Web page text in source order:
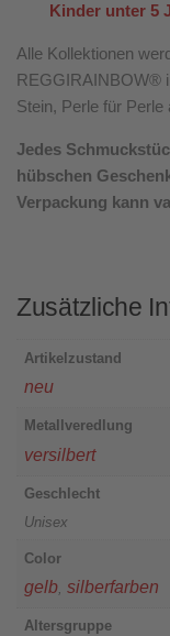
Kinder unter 5
Alle Kollektionen
REGGIRAINBOW®
Stein, Perle für
Jedes
hübschen
Verpackung kann
Zusätzliche
Artikelzustand
neu
Metallveredlung
versilbert
Geschlecht
Unisex
Color
gelb, silberfarben
Altersgruppe